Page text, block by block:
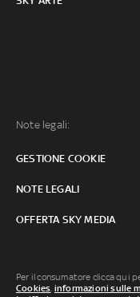
Note legali:
GESTIONE COOKIE
NOTE LEGALI
OFFERTA SKY MEDIA
Per il consumatore clicca qui
Cookies informazioni sulle